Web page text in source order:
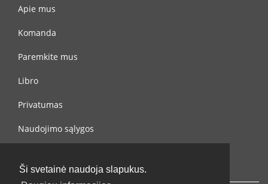
Ši svetainė naudoja slapukus.
Apie mus
Komanda
Paremkite mus
Libro
Privatumas
Naudojimo sąlygos